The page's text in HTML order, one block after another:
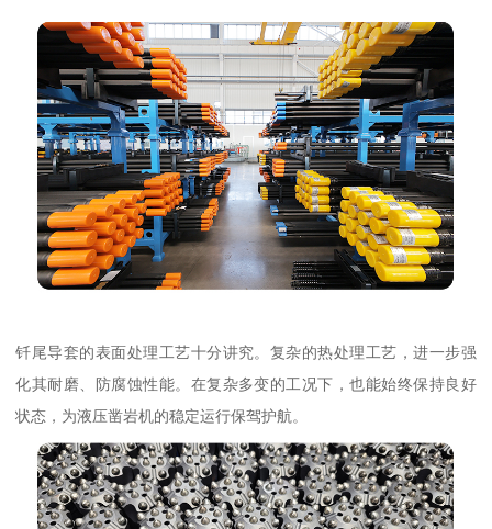
钎尾导套的表面处理工艺十分讲究。复杂的热处理工艺，进一步强
化其耐磨、防腐蚀性能。在复杂多变的工况下，也能始终保持良好
状态，为液压凿岩机的稳定运行保驾护航。